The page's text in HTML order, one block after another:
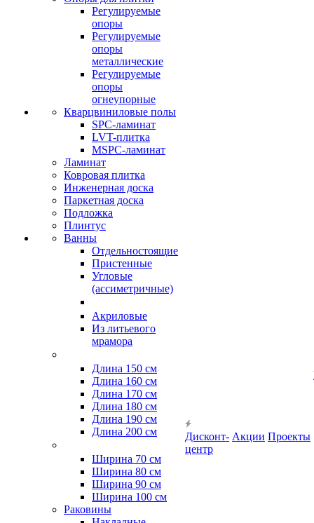
Регулируемые
опоры
Регулируемые
опоры
металлические
Регулируемые
опоры
огнеупорные
Кварцвиниловые полы
SPC-ламинат
LVT-плитка
MSPC-ламинат
Ламинат
Ковровая плитка
Инженерная доска
Паркетная доска
Подложка
Плинтус
Ванны
Отдельностоящие
Пристенные
Угловые
(ассиметричные)
Акриловые
Из литьевого
мрамора
Длина 150 см
Длина 160 см
Длина 170 см
Длина 180 см
Длина 190 см
Длина 200 см
Ширина 70 см
Ширина 80 см
Ширина 90 см
Ширина 100 см
Раковины
Дисконт-
центр
Акции Проекты